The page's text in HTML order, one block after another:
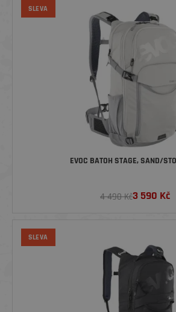
SLEVA
EVOC BATOH STAGE, SAND/
4 490 Kč3 590 Kč
SLEVA